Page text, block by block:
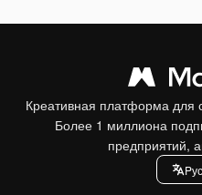
Креативная платформа для
Более 1 миллиона
предприятий,